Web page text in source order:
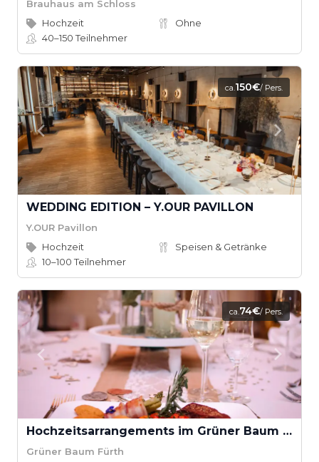
Brauhaus am Schloss
Hochzeit
Ohne
40–150Teilnehmer
ca.150€/ Pers.
WEDDING EDITION – Y.OUR PAVILLON
Y.OUR Pavillon
Hochzeit
Speisen & Getränke
10–100Teilnehmer
ca.74€/ Pers.
Hochzeitsarrangements im Grüner Baum Fürth
Grüner Baum Fürth